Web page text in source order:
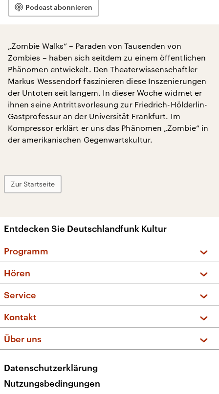
Podcast abonnieren
„Zombie Walks“ – Paraden von Tausenden von
Zombies – haben sich seitdem zu einem öffentlichen
Phänomen entwickelt. Den Theaterwissenschaftler
Markus Wessendorf faszinieren diese Inszenierungen
der Untoten seit langem. In dieser Woche widmet er
ihnen seine Antrittsvorlesung zur Friedrich-Hölderlin-
Gastprofessur an der Universität Frankfurt. Im
Kompressor erklärt er uns das Phänomen „Zombie“ in
der amerikanischen Gegenwartskultur.
Zur Startseite
Entdecken Sie Deutschlandfunk Kultur
Programm
Sendungen und Podcasts
Musikliste
Kakadu – Das Kinderprogramm
Hören
Frequenzen (UKW + DAB+)
Service
FAQ
Apps
Newsletter
Veranstaltungen
Kontakt
Social Media
Über uns
Presse
Karriere
Datenschutzerklärung
Nutzungsbedingungen